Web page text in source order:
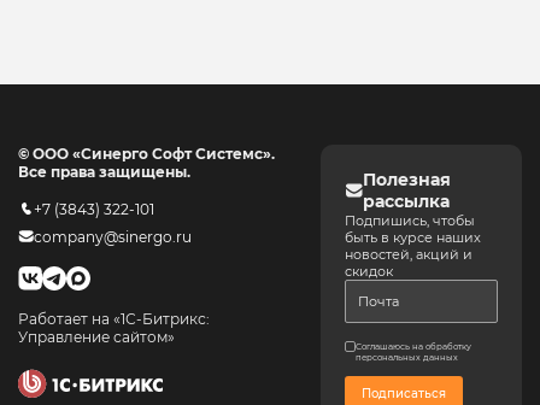
© ООО «Синерго Софт Системс».
Все права защищены.
+7 (3843) 322-101
company@sinergo.ru
Работает на «1С-Битрикс:
Управление сайтом»
Полезная
рассылка
Подпишись, чтобы
быть в курсе наших
новостей, акций и
скидок
Соглашаюсь на обработку
персональных данных
Подписаться